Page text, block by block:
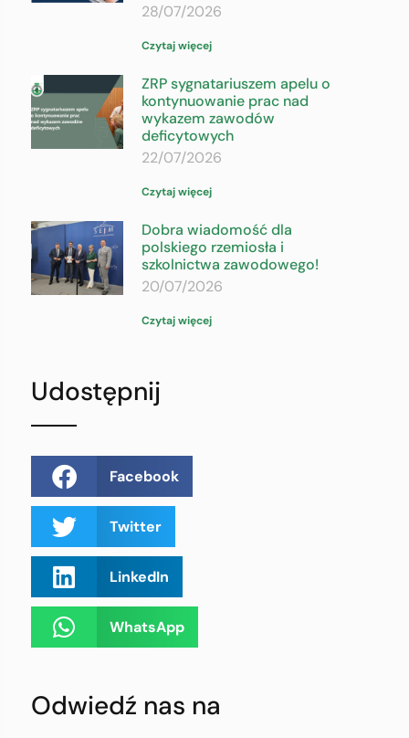
28/07/2026
Czytaj więcej
ZRP sygnatariuszem apelu o
kontynuowanie prac nad
wykazem zawodów
deficytowych
22/07/2026
Czytaj więcej
Dobra wiadomość dla
polskiego rzemiosła i
szkolnictwa zawodowego!
20/07/2026
Czytaj więcej
Udostępnij
Facebook
Twitter
LinkedIn
WhatsApp
Odwiedź nas na